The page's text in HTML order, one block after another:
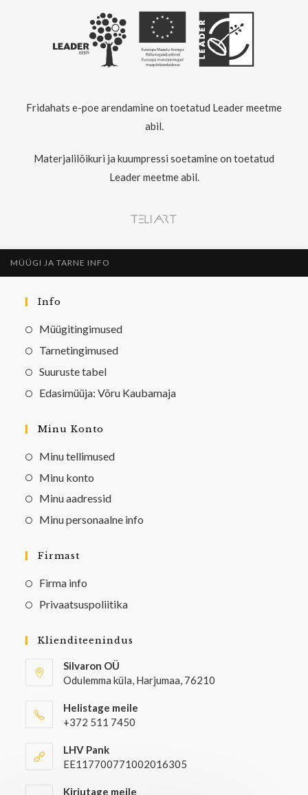
Fridahats e-poe arendamine on toetatud Leader meetme
abil.
Materjalilõikuri ja kuumpressi soetamine on toetatud
Leader meetme abil.
MÜÜGI JA TARNE INFO
Info
Müügitingimused
Tarnetingimused
Suuruste tabel
Edasimüüja: Võru Kaubamaja
Minu Konto
Minu tellimused
Minu konto
Minu aadressid
Minu personaalne info
Firmast
Firma info
Privaatsuspoliitika
Klienditeenindus
Silvaron OÜ
Odulemma küla, Harjumaa, 76210
Helistage meile
+372 511 7450
LHV Pank
EE117700771002016305
Kirjutage meile